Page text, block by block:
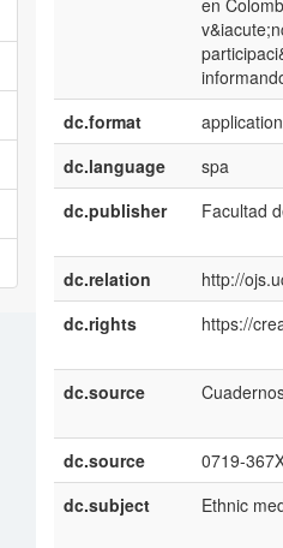
en
dc.format
dc.language
spa
dc.publisher
Facultad
dc.relation
http://
dc.rights
https://
dc.source
dc.source
0719-
dc.subject
Ethnic